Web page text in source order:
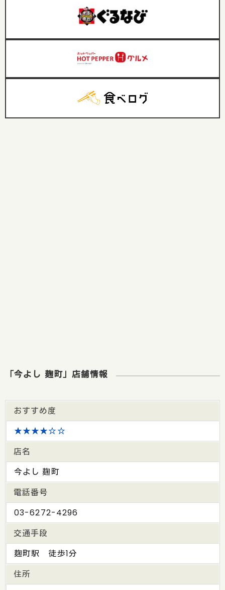
「今よし 麹町」店舗情報
おすすめ度
★★★★☆☆
店名
今よし 麹町
電話番号
03-6272-4296
交通手段
麹町駅 徒歩1分
住所